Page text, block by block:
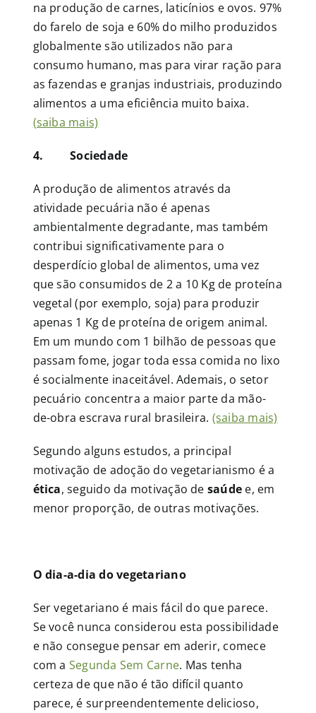
na produção de carnes, laticínios e ovos. 97%
do farelo de soja e 60% do milho produzidos
globalmente são utilizados não para
consumo humano, mas para virar ração para
as fazendas e granjas industriais, produzindo
alimentos a uma eficiência muito baixa.
(saiba mais)
4. Sociedade
A produção de alimentos através da
atividade pecuária não é apenas
ambientalmente degradante, mas também
contribui significativamente para o
desperdício global de alimentos, uma vez
que são consumidos de 2 a 10 Kg de proteína
vegetal (por exemplo, soja) para produzir
apenas 1 Kg de proteína de origem animal.
Em um mundo com 1 bilhão de pessoas que
passam fome, jogar toda essa comida no lixo
é socialmente inaceitável. Ademais, o setor
pecuário concentra a maior parte da mão-
de-obra escrava rural brasileira. (saiba mais)
Segundo alguns estudos, a principal
motivação de adoção do vegetarianismo é a
ética, seguido da motivação de saúde e, em
menor proporção, de outras motivações.
O dia-a-dia do vegetariano
Ser vegetariano é mais fácil do que parece.
Se você nunca considerou esta possibilidade
e não consegue pensar em aderir, comece
com a Segunda Sem Carne. Mas tenha
certeza de que não é tão difícil quanto
parece, é surpreendentemente delicioso,